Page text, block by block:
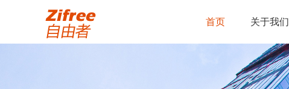
首页 关于我们